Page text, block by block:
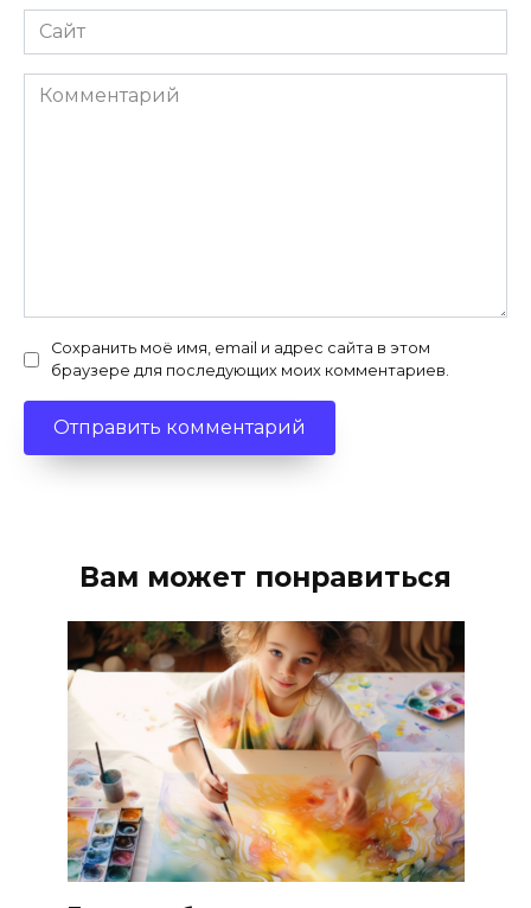
Сайт
Комментарий
Сохранить моё имя, email и адрес сайта в этом
браузере для последующих моих комментариев.
Вам может понравиться